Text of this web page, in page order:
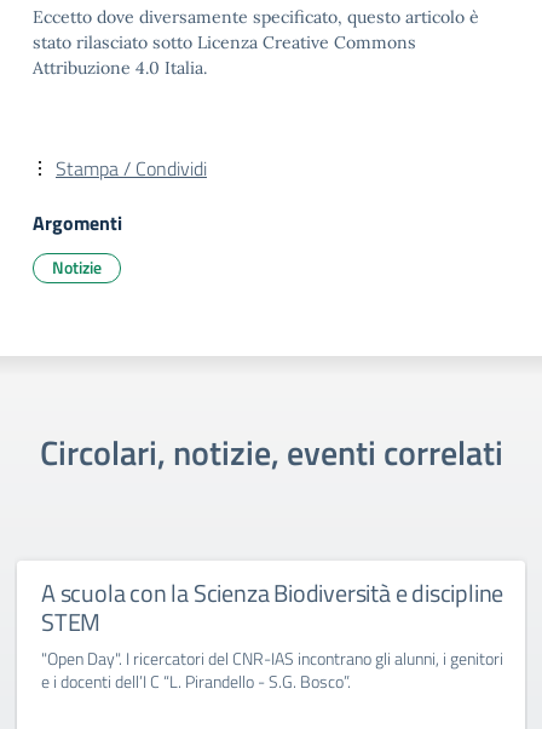
Eccetto dove diversamente specificato, questo articolo è
stato rilasciato sotto Licenza Creative Commons
Attribuzione 4.0 Italia.
Stampa / Condividi
Argomenti
Notizie
Circolari, notizie, eventi correlati
A scuola con la Scienza Biodiversità e discipline
STEM
"Open Day". I ricercatori del CNR-IAS incontrano gli alunni, i genitori
e i docenti dell’I C “L. Pirandello - S.G. Bosco”.